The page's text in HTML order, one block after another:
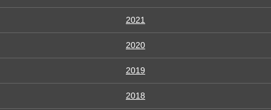
2021
2020
2019
2018